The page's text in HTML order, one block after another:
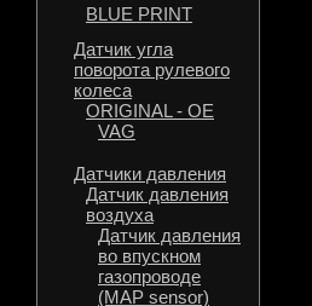
BLUE PRINT
Датчик угла
поворота рулевого
колеса
ORIGINAL - OE
VAG
Датчики давления
Датчик давления
воздуха
Датчик давления
во впускном
газопроводе
(MAP sensor)